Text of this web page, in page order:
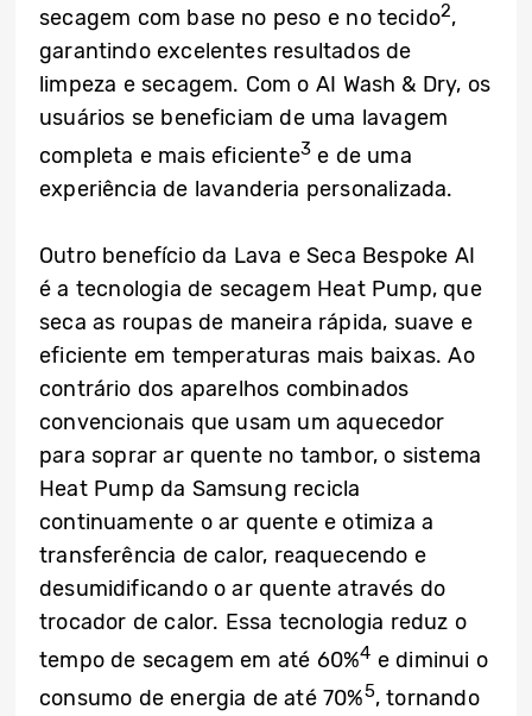
secagem com base no peso e no tecido2,
garantindo excelentes resultados de
limpeza e secagem. Com o AI Wash & Dry, os
usuários se beneficiam de uma lavagem
completa e mais eficiente3e de uma
experiência de lavanderia personalizada.
Outro benefício da Lava e Seca Bespoke AI
é a tecnologia de secagem Heat Pump, que
seca as roupas de maneira rápida, suave e
eficiente em temperaturas mais baixas. Ao
contrário dos aparelhos combinados
convencionais que usam um aquecedor
para soprar ar quente no tambor, o sistema
Heat Pump da Samsung recicla
continuamente o ar quente e otimiza a
transferência de calor, reaquecendo e
desumidificando o ar quente através do
trocador de calor. Essa tecnologia reduz o
tempo de secagem em até 60%4 e diminui o
consumo de energia de até 70%5, tornando